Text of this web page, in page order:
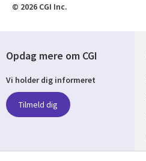
© 2026 CGI Inc.
Opdag mere om CGI
Vi holder dig informeret
Tilmeld dig